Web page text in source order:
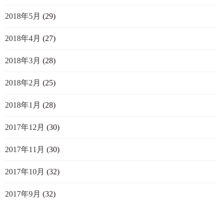
2018年5月 (29)
2018年4月 (27)
2018年3月 (28)
2018年2月 (25)
2018年1月 (28)
2017年12月 (30)
2017年11月 (30)
2017年10月 (32)
2017年9月 (32)